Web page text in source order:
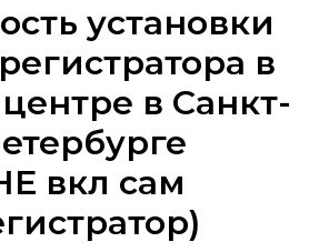
установки
в
в Санкт-
вкл сам